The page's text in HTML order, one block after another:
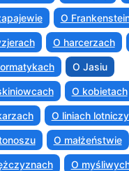
O
O harcerzach
O Jasiu
O kobietach
O liniach
O małżeństwie
O